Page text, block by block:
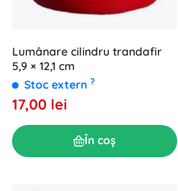
Lumânare cilindru trandafir
5,9 × 12,1 cm
Stoc extern ?
17,00 lei
În coș